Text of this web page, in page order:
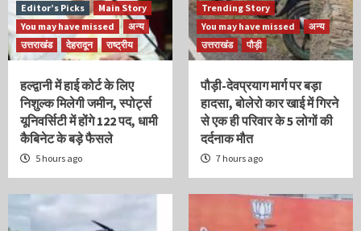
Editor’s Picks
Main Story
You may have missed
अन्य
उत्तराखंड
देहरादून राष्ट्रीय
हल्द्वानी में हाई कोर्ट के लिए
निशुल्क मिलेगी जमीन, स्पोर्ट्स
यूनिवर्सिटी में होंगे 122 पद, धामी
कैबिनेट के बड़े फैसले
5 hours ago
Trending Story
You may have missed
अन्य
उत्तराखंड
पौड़ी
पौड़ी-देवप्रयाग मार्ग पर बड़ा
हादसा, बोलेरो कार खाई में गिरने
से एक ही परिवार के 5 लोगों की
दर्दनाक मौत
7 hours ago